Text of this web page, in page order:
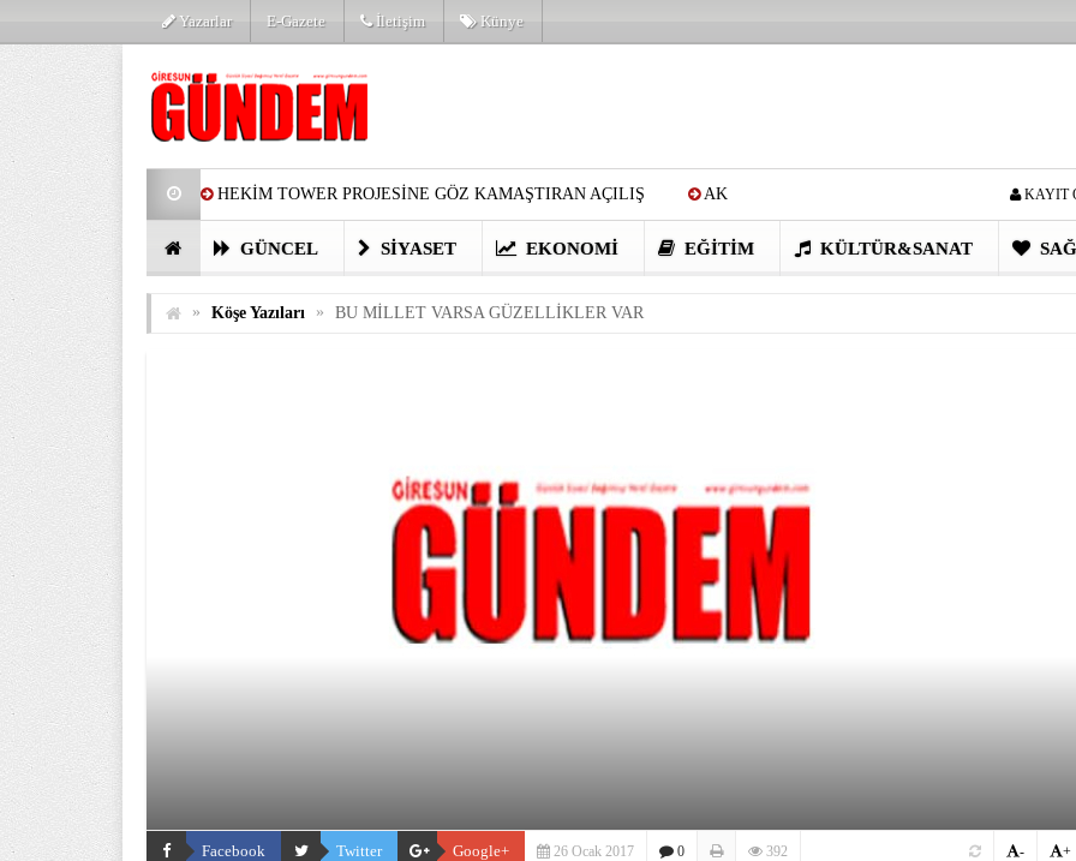
Yazarlar E-Gazete İletişim Künye
HEKİM TOWER PROJESİNE GÖZ KAMAŞTIRAN AÇILIŞ AK
PARTİ’DE YENİ YÜZLER HARUN CİCİ: VİDEOYU GÖRÜNCE
KAYIT
GÜNCEL SIYASET EKONOMI EĞITIM KÜLTÜR&SANAT
» Köşe Yazıları » BU MİLLET VARSA GÜZELLİKLER VAR
Facebook Twitter Google+ 26 Ocak 2017 0 392 +
-